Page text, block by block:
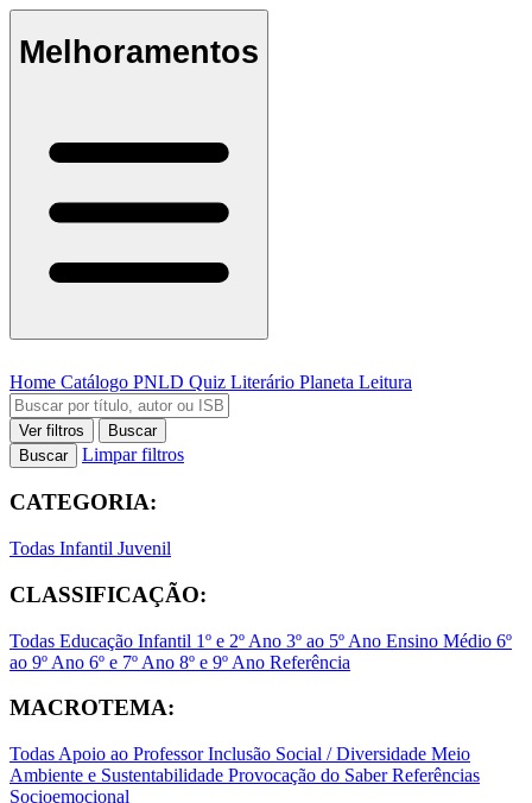
Melhoramentos
Home Catálogo PNLD Quiz Literário Planeta Leitura
Ver filtros
Buscar
Buscar
Limpar filtros
CATEGORIA:
Todas Infantil Juvenil
CLASSIFICAÇÃO:
Todas Educação Infantil 1º e 2º Ano 3º ao 5º Ano Ensino Médio 6º
ao 9º Ano 6º e 7º Ano 8º e 9º Ano Referência
MACROTEMA:
Todas Apoio ao ProfessorInclusão Social / Diversidade Meio
Ambiente e Sustentabilidade Provocação do SaberReferências
Socioemocional